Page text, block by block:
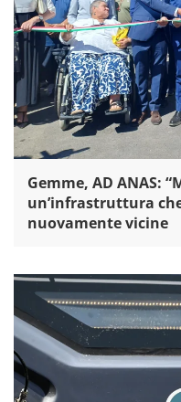
Gemme, AD ANAS:
un’infrastruttura
nuovamente vicine